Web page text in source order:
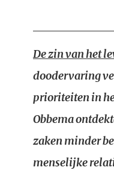
De zin van het
doodervaring
prioriteiten in
Obbema
zaken minder
menselijke